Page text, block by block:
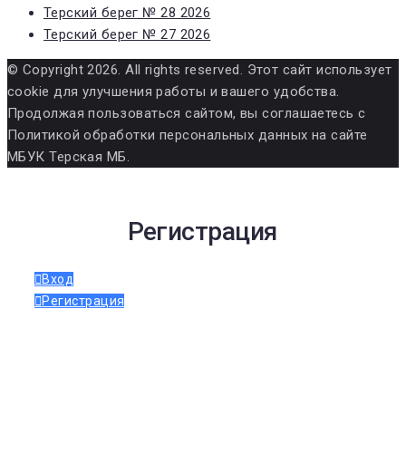
Терский берег № 28 2026
Терский берег № 27 2026
© Copyright 2026. All rights reserved. Этот сайт использует
cookie для улучшения работы и вашего удобства.
Продолжая пользоваться сайтом, вы соглашаетесь с
Политикой обработки персональных данных на сайте
МБУК Терская МБ.
Регистрация
Вход
Регистрация